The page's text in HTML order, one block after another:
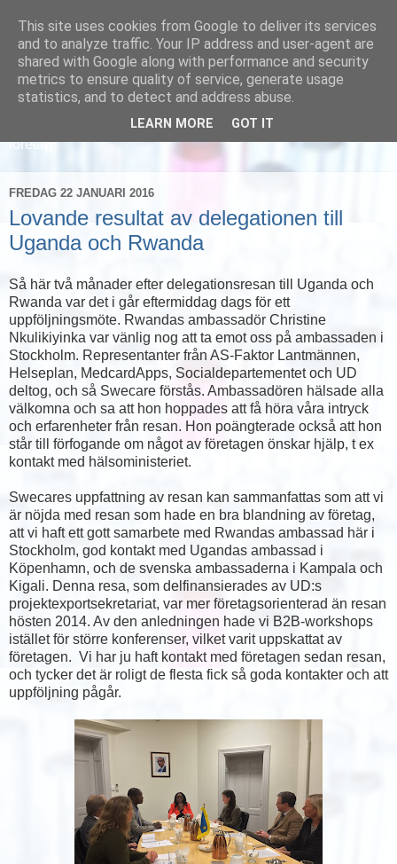
Läs om hur vi marknadsför svensk sjukvård och svenska
företag
FREDAG 22 JANUARI 2016
Lovande resultat av delegationen till
Uganda och Rwanda
Så här två månader efter delegationsresan till Uganda och
Rwanda var det i går eftermiddag dags för ett
uppföljningsmöte. Rwandas ambassadör Christine
Nkulikiyinka var vänlig nog att ta emot oss på ambassaden i
Stockholm. Representanter från AS-Faktor Lantmännen,
Helseplan, MedcardApps, Socialdepartementet och UD
deltog, och så Swecare förstås. Ambassadören hälsade alla
välkomna och sa att hon hoppades att få höra våra intryck
och erfarenheter från resan. Hon poängterade också att hon
står till förfogande om något av företagen önskar hjälp, t ex
kontakt med hälsoministeriet.
Swecares uppfattning av resan kan sammanfattas som att vi
är nöjda med resan som hade en bra blandning av företag,
att vi haft ett gott samarbete med Rwandas ambassad här i
Stockholm, god kontakt med Ugandas ambassad i
Köpenhamn, och de svenska ambassaderna i Kampala och
Kigali. Denna resa, som delfinansierades av UD:s
projektexportsekretariat, var mer företagsorienterad än resan
hösten 2014. Av den anledningen hade vi B2B-workshops
istället för större konferenser, vilket varit uppskattat av
företagen. Vi har ju haft kontakt med företagen sedan resan,
och tycker det är roligt de flesta fick så goda kontakter och att
uppföljning pågår.
This site uses cookies from Google to deliver its services
and to analyze traffic. Your IP address and user-agent are
shared with Google along with performance and security
metrics to ensure quality of service, generate usage
statistics, and to detect and address abuse.
LEARN MORE GOT IT